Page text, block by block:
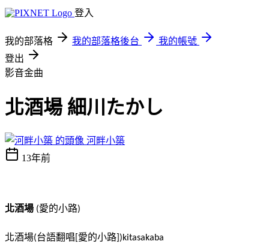
登入
我的部落格 我的部落格後台
我的帳號
登出
影音金曲
北酒場 細川たかし
河畔小築
13年前
北酒場 (愛的小路)
北酒場(台語翻唱 愛的小路 ])kitasakaba